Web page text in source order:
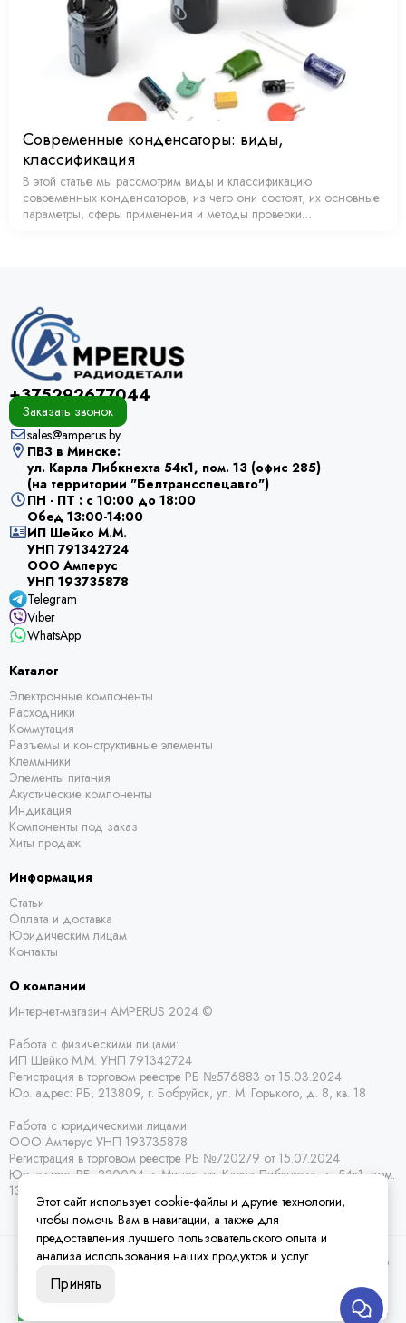
Современные конденсаторы: виды,
классификация
В этой статье мы рассмотрим виды и классификацию
современных конденсаторов, из чего они состоят, их основные
параметры, сферы применения и методы проверки
+375292677044
Заказать звонок
sales@amperus.by
ПВЗ в Минске:
ул. Карла Либкнехта 54к1, пом. 13 (офис 285)
(на территории "Белтрансспецавто")
ПН - ПТ : с 10:00 до 18:00
Обед 13:00-14:00
ИП Шейко М.М.
УНП 791342724
ООО Амперус
УНП 193735878
Telegram
Viber
WhatsApp
Каталог
Электронные компоненты
Расходники
Коммутация
Разъемы и конструктивные элементы
Клеммники
Элементы питания
Акустические компоненты
Индикация
Компоненты под заказ
Хиты продаж
Информация
Статьи
Оплата и доставка
Юридическим лицам
Контакты
О компании
Интернет-магазин AMPERUS 2024 ©
Работа с физическими лицами:
ИП Шейко М.М. УНП 791342724
Регистрация в торговом реестре РБ №576883 от 15.03.2024
Юр. адрес: РБ, 213809, г. Бобруйск, ул. М. Горького, д. 8, кв. 18
Работа с юридическими лицами:
ООО Амперус УНП 193735878
Регистрация в торговом реестре РБ №720279 от 15.07.2024
Юр. адрес: РБ, 220004, г. Минск, ул. Карла Либкнехта, д. 54к1, пом.
13
2026 © Amperus Радиодетали Минск | купить в розницу, оптом и почтой по
Этот сайт использует cookie-файлы и другие технологии,
чтобы помочь Вам в навигации, а также для
предоставления лучшего пользовательского опыта и
анализа использования наших продуктов и услуг.
Принять